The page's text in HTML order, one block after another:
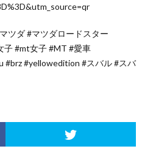
ツダ #マツダロードスター
子 #mt女子 #MT #愛車
#brz #yellowedition #スバル #スバ